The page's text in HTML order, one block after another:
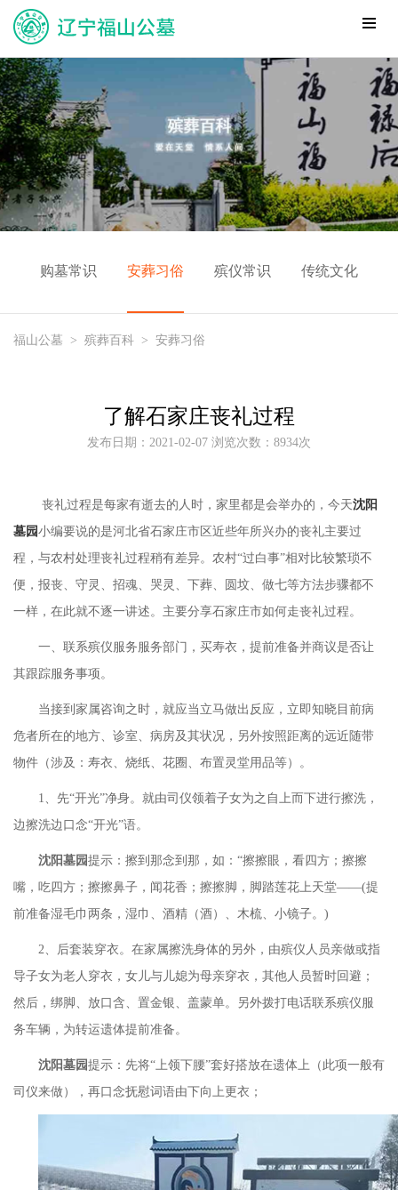
购墓常识 安葬习俗 殡仪常识 传统文化
福山公墓 > 殡葬百科 > 安葬习俗
了解石家庄丧礼过程
发布日期：2021-02-07 浏览次数：8934次
丧礼过程是每家有逝去的人时，家里都是会举办的，今天沈阳
墓园小编要说的是河北省石家庄市区近些年所兴办的丧礼主要过
程，与农村处理丧礼过程稍有差异。农村“过白事”相对比较繁琐不
便，报丧、守灵、招魂、哭灵、下葬、圆坟、做七等方法步骤都不
一样，在此就不逐一讲述。主要分享石家庄市如何走丧礼过程。
一、联系殡仪服务服务部门，买寿衣，提前准备并商议是否让
其跟踪服务事项。
当接到家属咨询之时，就应当立马做出反应，立即知晓目前病
危者所在的地方、诊室、病房及其状况，另外按照距离的远近随带
物件（涉及：寿衣、烧纸、花圈、布置灵堂用品等）。
1、先“开光”净身。就由司仪领着子女为之自上而下进行擦洗，
边擦洗边口念“开光”语。
沈阳墓园提示：擦到那念到那，如： “擦擦眼，看四方；擦擦
嘴，吃四方；擦擦鼻子，闻花香；擦擦脚，脚踏莲花上天堂——(提
前准备湿毛巾两条，湿巾、酒精（酒）、木梳、小镜子。)
2、后套装穿衣。在家属擦洗身体的另外，由殡仪人员亲做或指
导子女为老人穿衣，女儿与儿媳为母亲穿衣，其他人员暂时回避；
然后，绑脚、放口含、置金银、盖蒙单。另外拨打电话联系殡仪服
务车辆，为转运遗体提前准备。
沈阳墓园提示：先将“上领下腰”套好搭放在遗体上（此项一般有
司仪来做），再口念抚慰词语由下向上更衣；